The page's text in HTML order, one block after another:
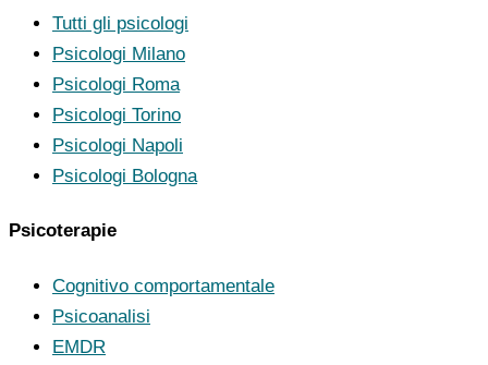
Tutti gli psicologi
Psicologi Milano
Psicologi Roma
Psicologi Torino
Psicologi Napoli
Psicologi Bologna
Psicoterapie
Cognitivo comportamentale
Psicoanalisi
EMDR